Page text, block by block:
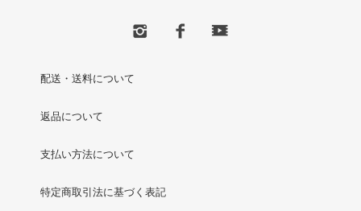
配送・送料について
返品について
支払い方法について
特定商取引法に基づく表記